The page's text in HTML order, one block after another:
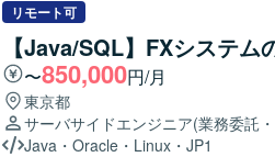
ンを取りながら開発を進めていただ
して責任感を持って対応できる方を歓迎いたします。 【ポジショ
ムの上流工程からリリースまで幅広
を高めながら、JavaやAngular、AWSな
発環境】 Java、Angular、AWS、
リモート可
【Java/SQL】FXシステ
〜850,000円/月
東京都
サーバサイドエンジニア(業務委託
Java ・ Oracle ・ Linux ・ JP1